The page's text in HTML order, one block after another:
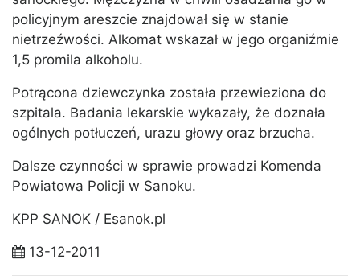
policyjnym areszcie znajdował się w stanie
nietrzeźwości. Alkomat wskazał w jego organiźmie
1,5 promila alkoholu.
Potrącona dziewczynka została przewieziona do
szpitala. Badania lekarskie wykazały, że doznała
ogólnych potłuczeń, urazu głowy oraz brzucha.
Dalsze czynności w sprawie prowadzi Komenda
Powiatowa Policji w Sanoku.
KPP SANOK / Esanok.pl
13-12-2011